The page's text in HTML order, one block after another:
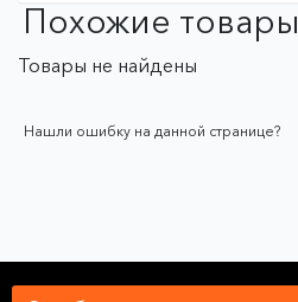
Похожие товары
Товары не найдены
Нашли ошибку на данной странице?